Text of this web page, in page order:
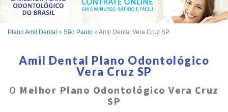
Plano Amil Dental » São Paulo » Amil Dental Vera Cruz SP
Amil Dental Plano Odontológico
Vera Cruz SP
O Melhor Plano Odontológico Vera Cruz
SP